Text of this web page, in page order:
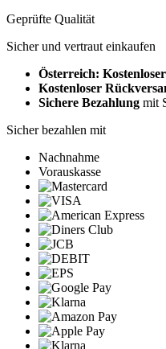
Geprüfte Qualität
Sicher und vertraut einkaufen
Österreich:
Kostenloser
Sichere Bezahlung mit
Sicher bezahlen mit
Nachnahme
Vorauskasse